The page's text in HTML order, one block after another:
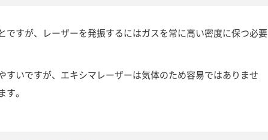
すが、レーザーを発振するにはガスを常に高い密度に保つ必要
いですが、エキシマレーザーは気体のため容易ではありませ
。